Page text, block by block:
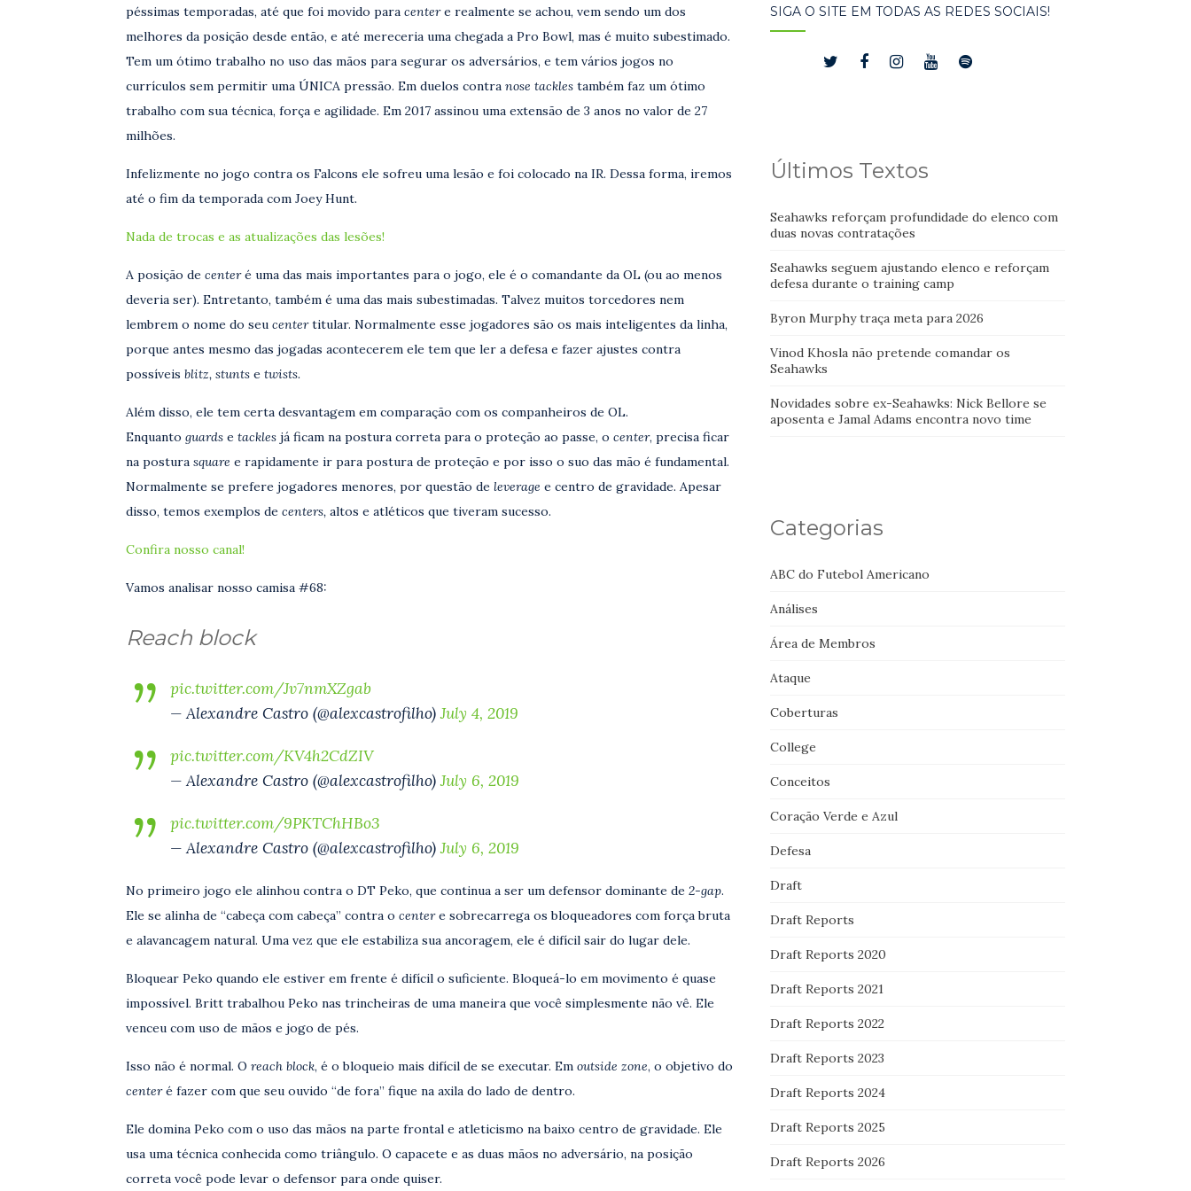
péssimas temporadas, até que foi movido para centere realmente se achou, vem sendo um dos
melhores da posição desde então, e até mereceria uma chegada a Pro Bowl, mas é muito subestimado.
Tem um ótimo trabalho no uso das mãos para segurar os adversários, e tem vários jogos no
currículos sem permitir uma ÚNICA pressão. Em duelos contra nose tackles também faz um ótimo
trabalho com sua técnica, força e agilidade. Em 2017 assinou uma extensão de 3 anos no valor de 27
milhões.
Infelizmente no jogo contra os Falcons ele sofreu uma lesão e foi colocado na IR. Dessa forma, iremos
até o fim da temporada com Joey Hunt.
Nada de trocas e as atualizações das lesões!
A posição de centeré uma das mais importantes para o jogo, ele é o comandante da OL (ou ao menos
deveria ser). Entretanto, também é uma das mais subestimadas. Talvez muitos torcedores nem
lembrem o nome do seu centertitular. Normalmente esse jogadores são os mais inteligentes da linha,
porque antes mesmo das jogadas acontecerem ele tem que ler a defesa e fazer ajustes contra
possíveis blitz, stunts e twists.
Além disso, ele tem certa desvantagem em comparação com os companheiros de OL.
Enquanto guards e tackles já ficam na postura correta para o proteção ao passe, o center, precisa ficar
na postura square e rapidamente ir para postura de proteção e por isso o suo das mão é fundamental.
Normalmente se prefere jogadores menores, por questão de leverage e centro de gravidade. Apesar
disso, temos exemplos de centers, altos e atléticos que tiveram sucesso.
Confira nosso canal!
Vamos analisar nosso camisa #68:
Reach block
pic.twitter.com/Jv7nmXZgab
— Alexandre Castro (@alexcastrofilho)July 4, 2019
pic.twitter.com/KV4h2CdZIV
— Alexandre Castro (@alexcastrofilho)July 6, 2019
pic.twitter.com/9PKTChHBo3
— Alexandre Castro (@alexcastrofilho)July 6, 2019
No primeiro jogo ele alinhou contra o DT Peko, que continua a ser um defensor dominante de 2-gap.
Ele se alinha de “cabeça com cabeça” contra o centere sobrecarrega os bloqueadores com força bruta
e alavancagem natural. Uma vez que ele estabiliza sua ancoragem, ele é difícil sair do lugar dele.
Bloquear Peko quando ele estiver em frente é difícil o suficiente. Bloqueá-lo em movimento é quase
impossível. Britt trabalhou Peko nas trincheiras de uma maneira que você simplesmente não vê. Ele
venceu com uso de mãos e jogo de pés.
Isso não é normal. O reach block, é o bloqueio mais difícil de se executar. Em outside zone, o objetivo do
centeré fazer com que seu ouvido “de fora” fique na axila do lado de dentro.
Ele domina Peko com o uso das mãos na parte frontal e atleticismo na baixo centro de gravidade. Ele
usa uma técnica conhecida como triângulo. O capacete e as duas mãos no adversário, na posição
correta você pode levar o defensor para onde quiser.
SIGA O SITE EM TODAS AS REDES SOCIAIS!
Últimos Textos
Seahawks reforçam profundidade do elenco com
duas novas contratações
Seahawks seguem ajustando elenco e reforçam
defesa durante o training camp
Byron Murphy traça meta para 2026
Vinod Khosla não pretende comandar os
Seahawks
Novidades sobre ex-Seahawks: Nick Bellore se
aposenta e Jamal Adams encontra novo time
Categorias
ABC do Futebol Americano
Análises
Área de Membros
Ataque
Coberturas
College
Conceitos
Coração Verde e Azul
Defesa
Draft
Draft Reports
Draft Reports 2020
Draft Reports 2021
Draft Reports 2022
Draft Reports 2023
Draft Reports 2024
Draft Reports 2025
Draft Reports 2026